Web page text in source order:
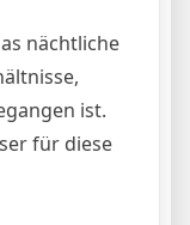
nächtliche
ist.
für diese